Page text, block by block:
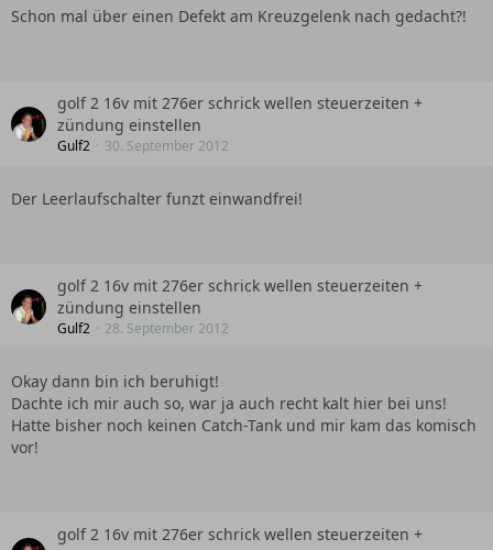
Schon mal über einen Defekt am Kreuzgelenk nach gedacht?!
golf 2 16v mit 276er schrick wellen steuerzeiten +
zündung einstellen
Gulf2 30. September 2012
Der Leerlaufschalter funzt einwandfrei!
golf 2 16v mit 276er schrick wellen steuerzeiten +
zündung einstellen
Gulf2 28. September 2012
Okay dann bin ich beruhigt!
Dachte ich mir auch so, war ja auch recht kalt hier bei uns!
Hatte bisher noch keinen Catch-Tank und mir kam das komisch
vor!
golf 2 16v mit 276er schrick wellen steuerzeiten +